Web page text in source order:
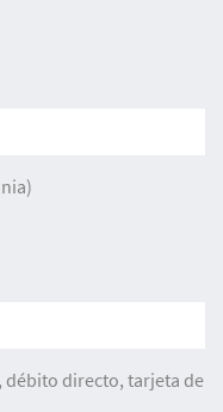
débito directo, tarjeta de